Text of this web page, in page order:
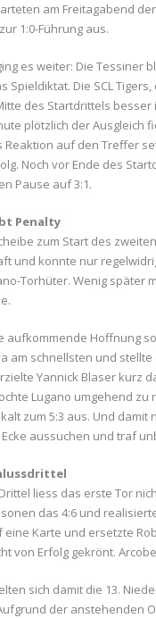
am Freitagabend
1:0-Führung aus.
es weiter: Die
Spieldiktat. Die SCL
des Startdrittels
plötzlich der Ausgleich
Reaktion auf den Treffer
Noch vor Ende des
Pause auf 3:1.
Penalty
zum Start des
und konnte nur
Torhüter. Wenig später
aufkommende Hoffnung
am schnellsten und
Yannick Blaser kurz
Lugano umgehend zu
zum 5:3 aus. Und
aussuchen und traf
liess das erste Tor
das 4:6 und
eine Karte und ersetzte
von Erfolg gekrönt.
sich damit die 13.
der anstehenden